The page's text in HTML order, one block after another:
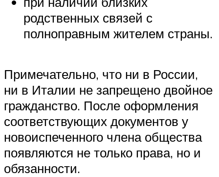
родственных связей с
полноправным жителем страны.
Примечательно, что ни в России,
ни в Италии не запрещено двойное
гражданство. После оформления
соответствующих документов у
новоиспеченного члена общества
появляются не только права, но и
обязанности.